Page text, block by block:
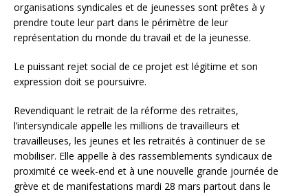
organisations syndicales et de jeunesses sont prêtes à y
prendre toute leur part dans le périmètre de leur
représentation du monde du travail et de la jeunesse.
Le puissant rejet social de ce projet est légitime et son
expression doit se poursuivre.
Revendiquant le retrait de la réforme des retraites,
l’intersyndicale appelle les millions de travailleurs et
travailleuses, les jeunes et les retraités à continuer de se
mobiliser. Elle appelle à des rassemblements syndicaux de
proximité ce week-end et à une nouvelle grande journée de
grève et de manifestations mardi 28 mars partout dans le